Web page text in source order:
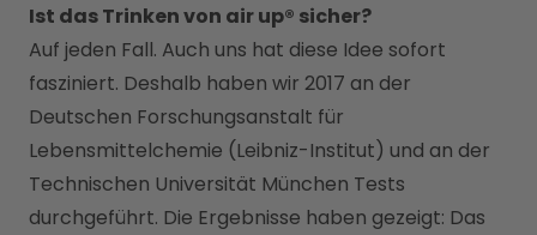
Ist das Trinken von air up® sicher?
Auf jeden Fall. Auch uns hat diese Idee sofort
fasziniert. Deshalb haben wir 2017 an der
Deutschen Forschungsanstalt für
Lebensmittelchemie (Leibniz-Institut) und an der
Technischen Universität München Tests
durchgeführt. Die Ergebnisse haben gezeigt: Das